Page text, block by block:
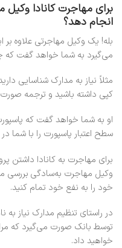
برای مهاجرت کانادا وکیل
انجام دهد؟
بله! یک وکیل مهاجرتی علاوه
می‌گیرد به شما خواهد گفت که
مثلاً نیاز به مدارک شناسایی
کپی داشته باشید و ترجمه صورت
او به شما خواهد گفت که
سطح اعتبار پاسپورت را با شما
برای مهاجرت به کانادا
وکیل مهاجرت به‌سادگی بررسی
خود را به نفع خود تمام کنید.
در راستای تنظیم مدارک نیاز
توسط بانک صورت می‌گیرد که
خواهید داد.